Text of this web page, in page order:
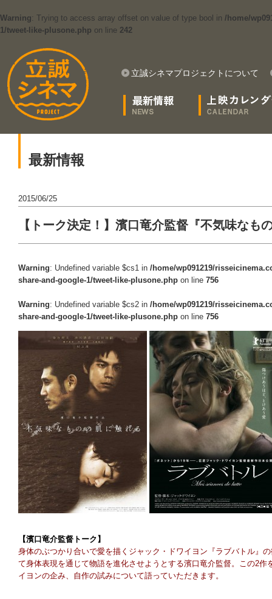
Warning: Trying to access array offset on value of type bool in /home/
1/tweet-like-plusone.php on line 242
立誠シネマプロジェクトについて
最新情報
2015/06/25
【トーク決定！】濱口竜介監督『不気味なも
Warning: Undefined variable $cs1 in /home/wp091219/
share-and-google-1/tweet-like-plusone.php on line 756
Warning: Undefined variable $cs2 in /home/wp091219/
share-and-google-1/tweet-like-plusone.php on line 756
【濱口竜介監督トーク】
身体のぶつかり合いで愛を描くジャック・ドワイヨン『ラブバトル』
て身体表現を通じて物語を進化させようとする濱口竜介監督。この2
イヨンの企み、自作の試みについて語っていただきます。